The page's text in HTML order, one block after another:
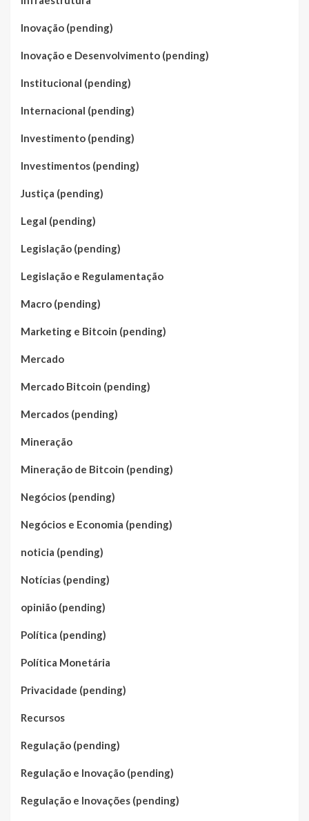
Inovação (pending)
Inovação e Desenvolvimento (pending)
Institucional (pending)
Internacional (pending)
Investimento (pending)
Investimentos (pending)
Justiça (pending)
Legal (pending)
Legislação (pending)
Legislação e Regulamentação
Macro (pending)
Marketing e Bitcoin (pending)
Mercado
Mercado Bitcoin (pending)
Mercados (pending)
Mineração
Mineração de Bitcoin (pending)
Negócios (pending)
Negócios e Economia (pending)
noticia (pending)
Notícias (pending)
opinião (pending)
Política (pending)
Política Monetária
Privacidade (pending)
Recursos
Regulação (pending)
Regulação e Inovação (pending)
Regulação e Inovações (pending)